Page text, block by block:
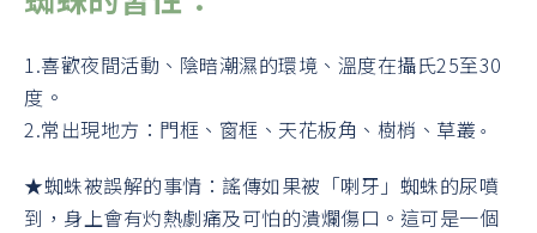
1.喜歡夜間活動、陰暗潮濕的環境、溫度在攝氏25至30
度。
2.常出現地方：門框、窗框、天花板角、樹梢、草叢 。
★蜘蛛被誤解的事情：謠傳如果被「喇牙」蜘蛛的尿噴
到，身上會有灼熱劇痛及可怕的潰爛傷口。這可是一個